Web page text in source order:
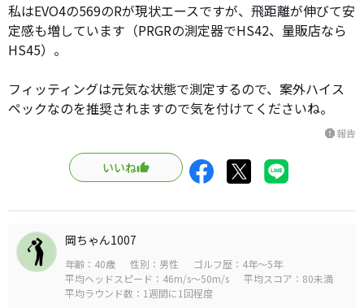
私はEVO4の569のRが現状エースですが、飛距離が伸びて安
定感も増しています（PRGRの測定器でHS42、量販店なら
HS45）。
フィッティングは元気な状態で測定するので、案外ハイス
ペックなのを推奨されますので気を付けてくださいね。
report報告
いいね
岡ちゃん1007
年齢：40歳 性別：男性
ゴルフ歴：4年～5年
平均ヘッドスピード：46m/s～50m/s
平均スコア：80未満
平均ラウンド数：1週間に1回程度